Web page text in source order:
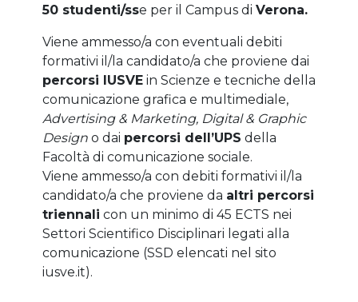
50 studenti/sse per il Campus di Verona.
Viene ammesso/a con eventuali debiti
formativi il/la candidato/a che proviene dai
percorsi IUSVEin Scienze e tecniche della
comunicazione grafica e multimediale,
Advertising & Marketing, Digital & Graphic
Designo dai percorsi dell’UPS della
Facoltà di comunicazione sociale.
Viene ammesso/a con debiti formativi il/la
candidato/a che proviene da altri percorsi
triennali con un minimo di 45 ECTS nei
Settori Scientifico Disciplinari legati alla
comunicazione (SSD elencati nel sito
iusve.it).